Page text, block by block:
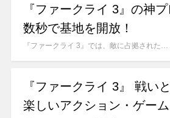
『ファークライ 3』の神プ
数秒で基地を開放！
『ファークライ 3』では、敵に占拠された…
『ファークライ 3』 戦い
楽しいアクション・ゲーム